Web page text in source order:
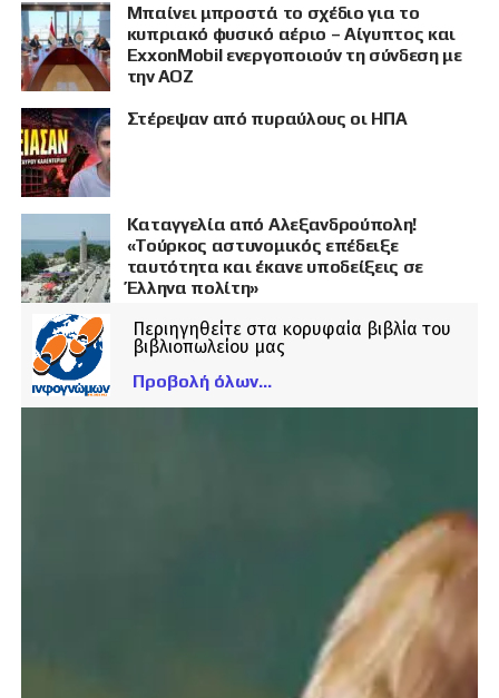
Μπαίνει μπροστά το σχέδιο για το
κυπριακό φυσικό αέριο – Αίγυπτος και
ExxonMobil ενεργοποιούν τη σύνδεση με
την ΑΟΖ
Στέρεψαν από πυραύλους οι ΗΠΑ
Καταγγελία από Αλεξανδρούπολη!
«Τούρκος αστυνομικός επέδειξε
ταυτότητα και έκανε υποδείξεις σε
Έλληνα πολίτη»
Περιηγηθείτε στα κορυφαία βιβλία του
βιβλιοπωλείου μας
Προβολή όλων